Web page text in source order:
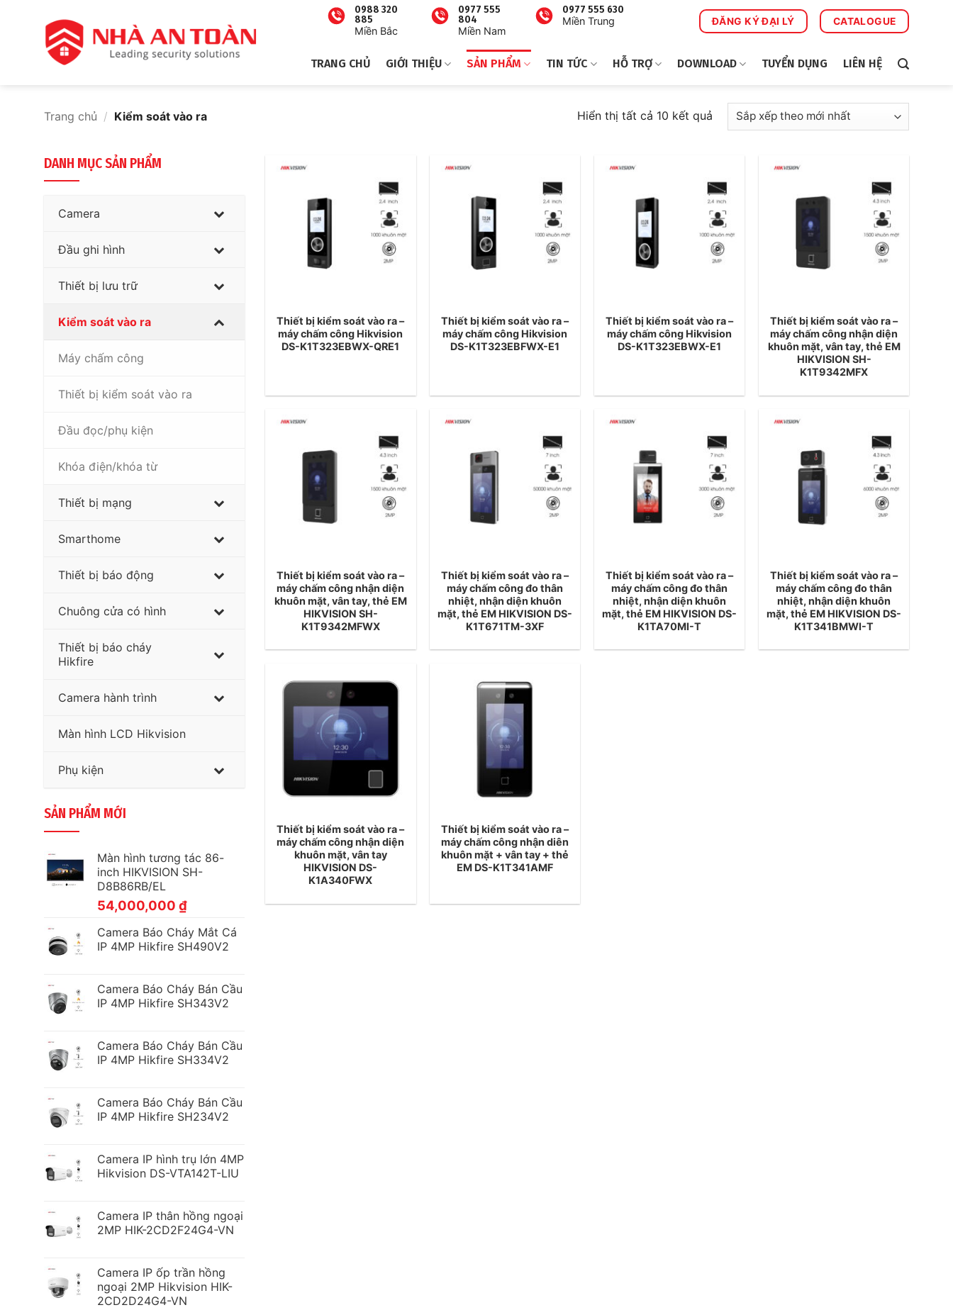
0988 320
885
Miền Bắc
0977 555
804
Miền Nam
0977 555 630
Miền Trung
ĐĂNG KÝ ĐẠI LÝ CATALOGUE
TRANG CHỦ GIỚI THIỆU SẢN PHẨM TIN TỨC HỖ TRỢ DOWNLOAD TUYỂN DỤNG LIÊN HỆ
Trang chủ / Kiểm soát vào ra Hiển thị tất cả 10 kết quảĐã
sắp
mới
nhất
DANH MỤC SẢN PHẨM
Camera
Đầu ghi hình
Thiết bị lưu trữ
Kiểm soát vào ra
Máy chấm công
Thiết bị kiểm soát vào ra
Đầu đọc/phụ kiện
Khóa điện/khóa từ
Thiết bị mạng
Smarthome
Thiết bị báo động
Chuông cửa có hình
Thiết bị báo cháy
Hikfire
Camera hành trình
Màn hình LCD Hikvision
Phụ kiện
SẢN PHẨM MỚI
Màn hình tương tác 86-
inch HIKVISION SH-
D8B86RB/EL
54,000,000 ₫
Camera Báo Cháy Mắt Cá
IP 4MP Hikfire SH490V2
Camera Báo Cháy Bán Cầu
IP 4MP Hikfire SH343V2
Camera Báo Cháy Bán Cầu
IP 4MP Hikfire SH334V2
Camera Báo Cháy Bán Cầu
IP 4MP Hikfire SH234V2
Camera IP hình trụ lớn 4MP
Hikvision DS-VTA142T-LIU
Camera IP thân hồng ngoại
2MP HIK-2CD2F24G4-VN
Camera IP ốp trần hồng
ngoại 2MP Hikvision HIK-
2CD2D24G4-VN
Thiết bị kiểm soát vào ra –
máy chấm công Hikvision
DS-K1T323EBWX-QRE1
Thiết bị kiểm soát vào ra –
máy chấm công Hikvision
DS-K1T323EBFWX-E1
Thiết bị kiểm soát vào ra –
máy chấm công Hikvision
DS-K1T323EBWX-E1
Thiết bị kiểm soát vào ra –
máy chấm công nhận diện
khuôn mặt, vân tay, thẻ EM
HIKVISION SH-
K1T9342MFX
Thiết bị kiểm soát vào ra –
máy chấm công nhận diện
khuôn mặt, vân tay, thẻ EM
HIKVISION SH-
K1T9342MFWX
Thiết bị kiểm soát vào ra –
máy chấm công đo thân
nhiệt, nhận diện khuôn
mặt, thẻ EM HIKVISION DS-
K1T671TM-3XF
Thiết bị kiểm soát vào ra –
máy chấm công đo thân
nhiệt, nhận diện khuôn
mặt, thẻ EM HIKVISION DS-
K1TA70MI-T
Thiết bị kiểm soát vào ra –
máy chấm công đo thân
nhiệt, nhận diện khuôn
mặt, thẻ EM HIKVISION DS-
K1T341BMWI-T
Thiết bị kiểm soát vào ra –
máy chấm công nhận diện
khuôn mặt, vân tay
HIKVISION DS-
K1A340FWX
Thiết bị kiểm soát vào ra –
máy chấm công nhận diên
khuôn mặt + vân tay + thẻ
EM DS-K1T341AMF